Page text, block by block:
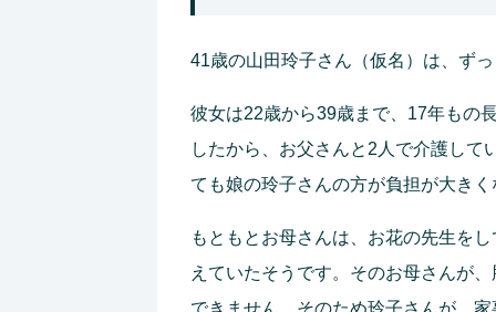
41歳の山田玲子さん（仮名）は、ず
彼女は22歳から39歳まで、17年もの
したから、お父さんと2人で介護して
ても娘の玲子さんの方が負担が大き
もともとお母さんは、お花の先生を
えていたそうです。そのお母さんが